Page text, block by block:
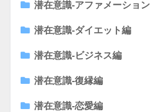
潜在意識-アファメーション
潜在意識-ダイエット編
潜在意識-ビジネス編
潜在意識-復縁編
潜在意識-恋愛編